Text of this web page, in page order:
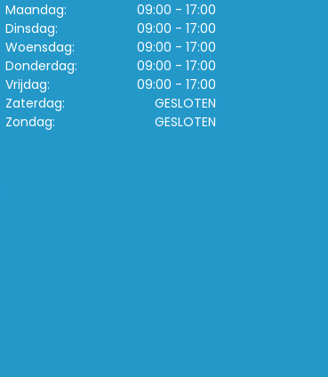
Maandag:
09:00 - 17:00
Dinsdag:
09:00 - 17:00
Woensdag:
09:00 - 17:00
Donderdag:
09:00 - 17:00
Vrijdag:
09:00 - 17:00
Zaterdag:
GESLOTEN
Zondag:
GESLOTEN